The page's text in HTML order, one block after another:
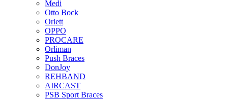
Medi
Otto Bock
Orlett
OPPO
PROCARE
Orliman
Push Braces
DonJoy
REHBAND
AIRCAST
PSB Sport Braces